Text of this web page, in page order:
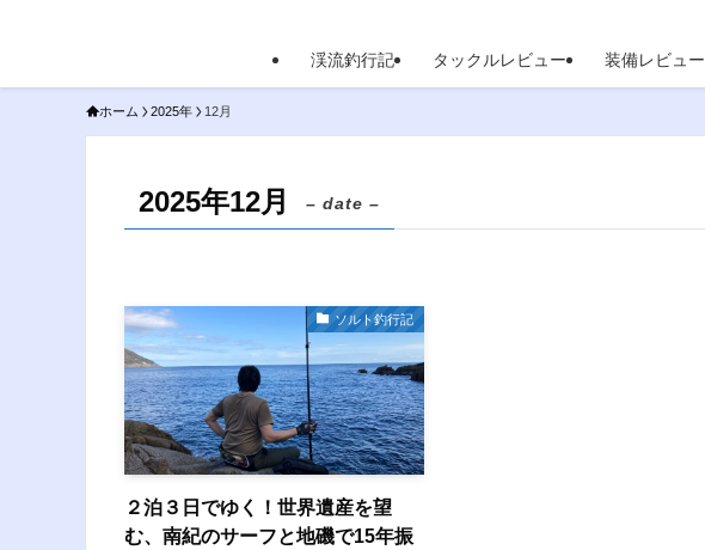
渓流釣行記 タックルレビュー 装備レビュー
ホーム 2025年 12月
2025年12月 – date –
ソルト釣行記
２泊３日でゆく！世界遺産を望
む、南紀のサーフと地磯で15年振